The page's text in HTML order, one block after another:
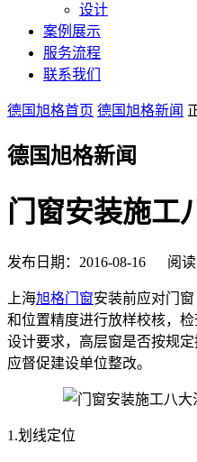
设计
案例展示
服务流程
联系我们
德国旭格首页 德国旭格新闻
德国旭格新闻
门窗安装施工
发布日期：2016-08-16 阅读
上海旭格门窗安装前应对门
和位置精度进行放样校核，
设计要求，高层窗是否按规
应督促建设单位整改。
1.划线定位